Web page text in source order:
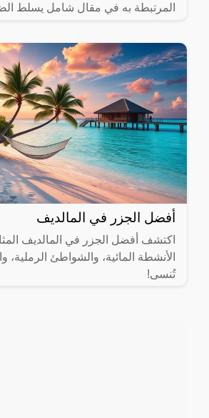
المرتبطة به في مقال شامل يسلط
أفضل الجزر في المالديف
اكتشف أفضل الجزر في المالديف
الأنشطة المائية، والشواطئ الرملية،
تُنسى!